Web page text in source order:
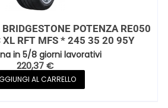
POTENZA RE050
XL RFT MFS * 245 35 20 95Y
in 5/8 giorni lavorativi
220,37€
AL CARRELLO